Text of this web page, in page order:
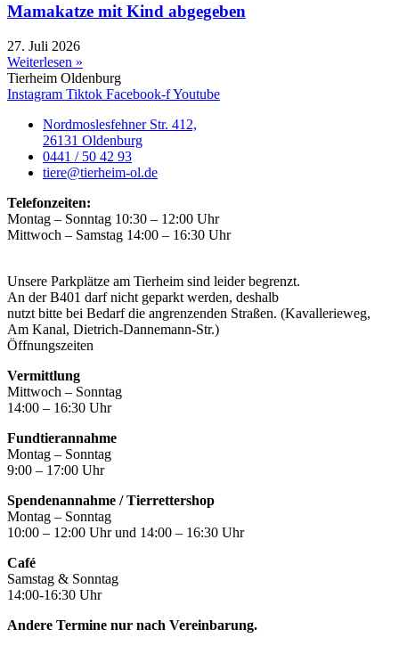
Mamakatze mit Kind abgegeben
27. Juli 2026
Weiterlesen »
Tierheim Oldenburg
Instagram Tiktok Facebook-fYoutube
Nordmoslesfehner Str. 412,
26131 Oldenburg
0441 / 50 42 93
tiere@tierheim-ol.de
Telefonzeiten:
Montag – Sonntag 10:30 – 12:00 Uhr
Mittwoch – Samstag 14:00 – 16:30 Uhr
Unsere Parkplätze am Tierheim sind leider begrenzt.
An der B401 darf nicht geparkt werden, deshalb
nutzt bitte bei Bedarf die angrenzenden Straßen. (Kavallerieweg,
Am Kanal, Dietrich-Dannemann-Str.)
Öffnungszeiten
Vermittlung
Mittwoch – Sonntag
14:00 – 16:30 Uhr
Fundtierannahme
Montag – Sonntag
9:00 – 17:00 Uhr
Spendenannahme / Tierrettershop
Montag – Sonntag
10:00 – 12:00 Uhr und 14:00 – 16:30 Uhr
Café
Samstag & Sonntag
14:00-16:30 Uhr
Andere Termine nur nach Vereinbarung.